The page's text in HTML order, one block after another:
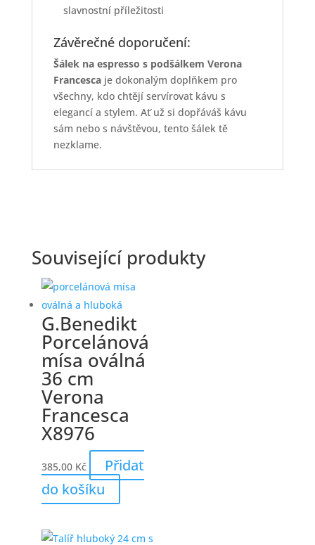
slavnostní příležitosti
Závěrečné doporučení:
Šálek na espresso s podšálkem Verona
Francescaje dokonalým doplňkem pro
všechny, kdo chtějí servírovat kávu s
elegancí a stylem. Ať už si dopřáváš kávu
sám nebo s návštěvou, tento šálek tě
nezklame.
Související produkty
G.Benedikt
Porcelánová
mísa oválná
36 cm
Verona
Francesca
X8976
385,00 Kč
Přidat
do košíku